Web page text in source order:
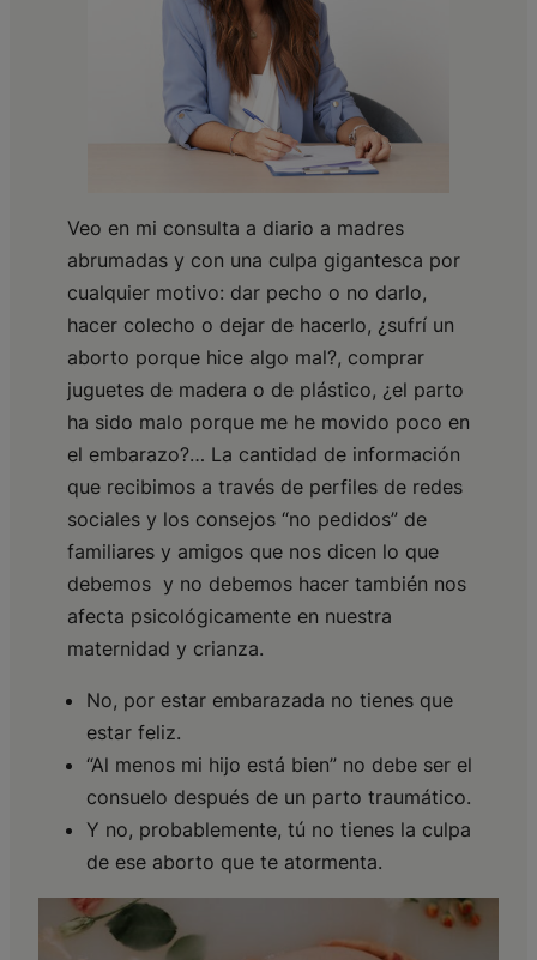
Veo en mi consulta a diario a madres
abrumadas y con una culpa gigantesca por
cualquier motivo: dar pecho o no darlo,
hacer colecho o dejar de hacerlo, ¿sufrí un
aborto porque hice algo mal?, comprar
juguetes de madera o de plástico, ¿el parto
ha sido malo porque me he movido poco en
el embarazo?… La cantidad de información
que recibimos a través de perfiles de redes
sociales y los consejos “no pedidos” de
familiares y amigos que nos dicen lo que
debemos y no debemos hacer también nos
afecta psicológicamente en nuestra
maternidad y crianza.
No, por estar embarazada no tienes que
estar feliz.
“Al menos mi hijo está bien” no debe ser el
consuelo después de un parto traumático.
Y no, probablemente, tú no tienes la culpa
de ese aborto que te atormenta.